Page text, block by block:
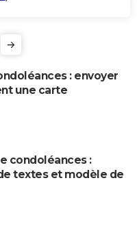
: envoyer
une carte
condoléances :
textes et modèle de